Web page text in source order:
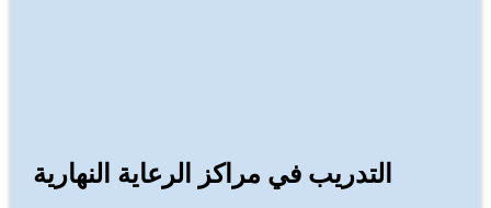
التدريب في مراكز الرعاية النهارية